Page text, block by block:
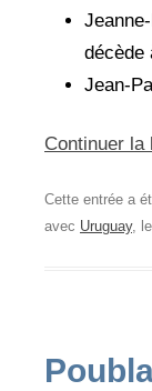
décède
Jean-
Continuer la
Cette entrée a
avec Uruguay, le